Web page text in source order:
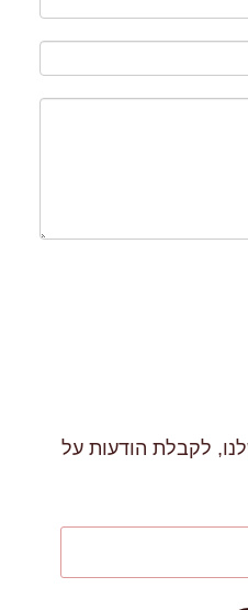
לקבלת הודעות על